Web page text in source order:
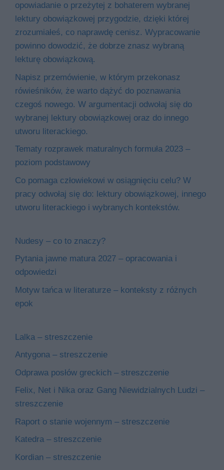
opowiadanie o przeżytej z bohaterem wybranej
lektury obowiązkowej przygodzie, dzięki której
zrozumiałeś, co naprawdę cenisz. Wypracowanie
powinno dowodzić, że dobrze znasz wybraną
lekturę obowiązkową.
Napisz przemówienie, w którym przekonasz
rówieśników, że warto dążyć do poznawania
czegoś nowego. W argumentacji odwołaj się do
wybranej lektury obowiązkowej oraz do innego
utworu literackiego.
Tematy rozprawek maturalnych formuła 2023 –
poziom podstawowy
Co pomaga człowiekowi w osiągnięciu celu? W
pracy odwołaj się do: lektury obowiązkowej, innego
utworu literackiego i wybranych kontekstów.
Nudesy – co to znaczy?
Pytania jawne matura 2027 – opracowania i
odpowiedzi
Motyw tańca w literaturze – konteksty z różnych
epok
Lalka – streszczenie
Antygona – streszczenie
Odprawa posłów greckich – streszczenie
Felix, Net i Nika oraz Gang Niewidzialnych Ludzi –
streszczenie
Raport o stanie wojennym – streszczenie
Katedra – streszczenie
Kordian – streszczenie